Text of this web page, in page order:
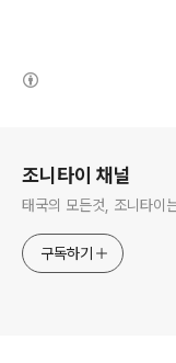
조니타이 채널
태국의 모든것, 조니타이
구독하기